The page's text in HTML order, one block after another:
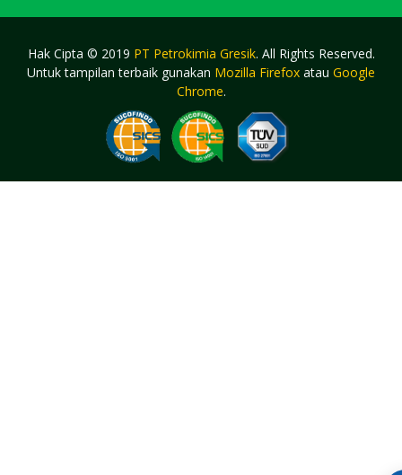
Hak Cipta © 2019 PT Petrokimia Gresik. All Rights Reserved.
Untuk tampilan terbaik gunakan Mozilla Firefox atau Google
Chrome.